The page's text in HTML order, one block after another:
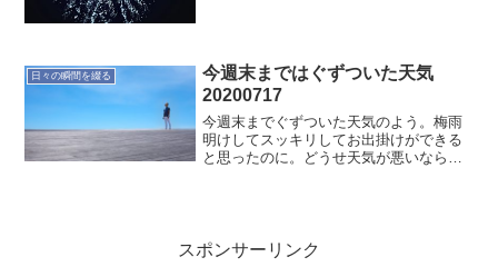
日々の瞬間を綴る
今週末まではぐずついた天気
20200717
今週末までぐずついた天気のよう。梅雨
明けしてスッキリしてお出掛けができる
と思ったのに。どうせ天気が悪いなら明
スポンサーリンク